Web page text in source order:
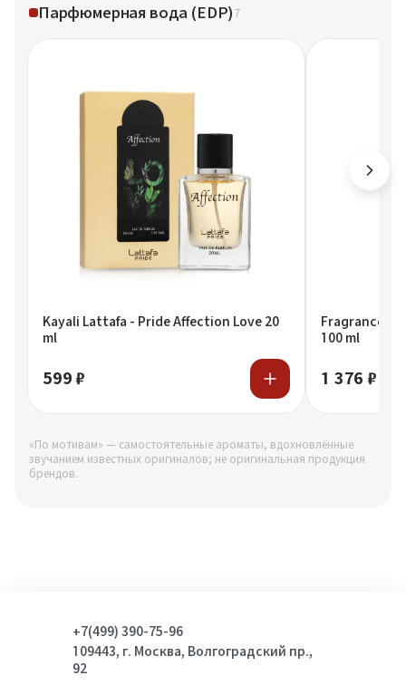
Парфюмерная вода (EDP)7
Kayali Lattafa - Pride Affection Love 20
ml
599 ₽
Fragrance
100 ml
1 376 ₽
«По мотивам» — самостоятельные ароматы, вдохновлённые
звучанием известных оригиналов; не оригинальная продукция
брендов.
+7(499) 390-75-96
109443, г. Москва, Волгоградский пр.,
92